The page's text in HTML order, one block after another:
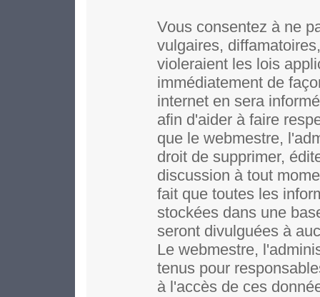
Vous consentez à ne
vulgaires,
violeraient les lois
immédiatement de
internet en sera
afin d'aider à faire
que le webmestre,
droit de supprimer,
discussion à tout
fait que toutes les
stockées dans une
seront divulguées à
Le webmestre,
tenus pour
à l'accès de ces